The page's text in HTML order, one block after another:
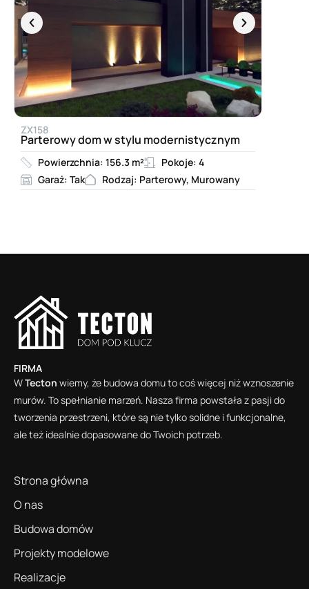
ZX158
Parterowy dom w stylu modernistycznym
Powierzchnia: 156.3 m²
Pokoje: 4
Garaż: Tak
Rodzaj: Parterowy, Murowany
FIRMA
WTecton wiemy, że budowa domu to coś więcej niż wznoszenie
murów. To spełnianie marzeń. Nasza firma powstała z pasji do
tworzenia przestrzeni, które są nie tylko solidne i funkcjonalne,
ale też idealnie dopasowane do Twoich potrzeb.
Strona główna
O nas
Budowa domów
Projekty modelowe
Realizacje